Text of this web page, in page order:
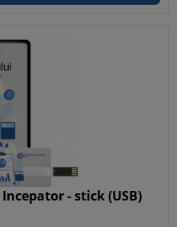
- stick (USB)